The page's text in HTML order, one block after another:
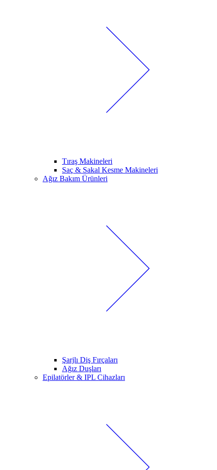
Tıraş Makineleri
Saç & Sakal Kesme Makineleri
Ağız Bakım Ürünleri
Şarjlı Diş Fırçaları
Ağız Duşları
Epilatörler & IPL Cihazları